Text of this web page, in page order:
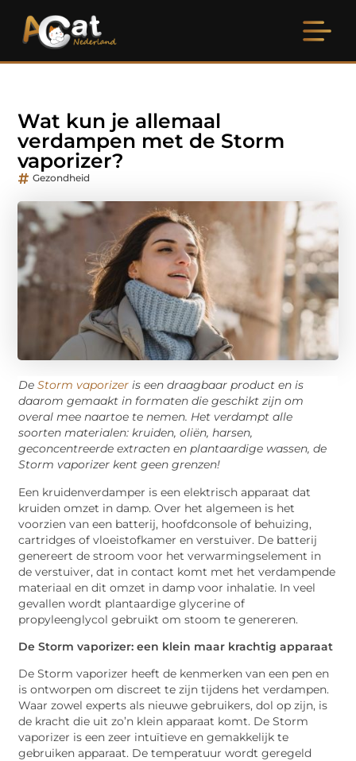
Wat kun je allemaal
verdampen met de Storm
vaporizer?
Gezondheid
DeStorm vaporizer is een draagbaar product en is
daarom gemaakt in formaten die geschikt zijn om
overal mee naartoe te nemen. Het verdampt alle
soorten materialen: kruiden, oliën, harsen,
geconcentreerde extracten en plantaardige wassen, de
Storm vaporizer kent geen grenzen!
Een kruidenverdamper is een elektrisch apparaat dat
kruiden omzet in damp. Over het algemeen is het
voorzien van een batterij, hoofdconsole of behuizing,
cartridges of vloeistofkamer en verstuiver. De batterij
genereert de stroom voor het verwarmingselement in
de verstuiver, dat in contact komt met het verdampende
materiaal en dit omzet in damp voor inhalatie. In veel
gevallen wordt plantaardige glycerine of
propyleenglycol gebruikt om stoom te genereren.
De Storm vaporizer: een klein maar krachtig apparaat
De Storm vaporizer heeft de kenmerken van een pen en
is ontworpen om discreet te zijn tijdens het verdampen.
Waar zowel experts als nieuwe gebruikers, dol op zijn, is
de kracht die uit zo’n klein apparaat komt. De Storm
vaporizer is een zeer intuïtieve en gemakkelijk te
gebruiken apparaat. De temperatuur wordt geregeld